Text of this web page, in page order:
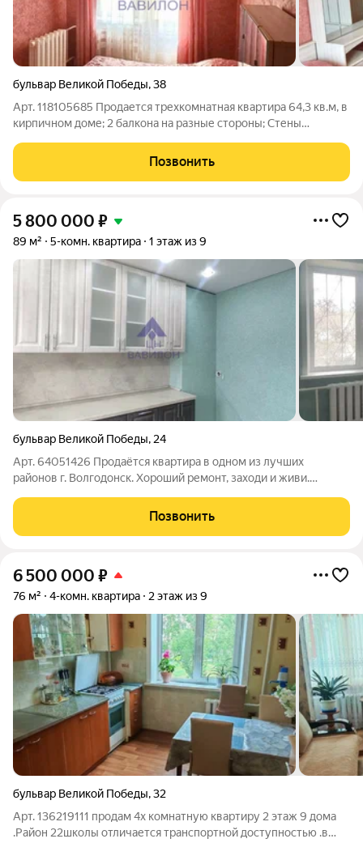
бульвар Великой Победы,38
Арт. 118105685 Продается трехкомнатная квартира 64,3 кв.м, в
кирпичном доме; 2 балкона на разные стороны; Стены
потолок выровнены; электрика качественная. Все близко,
отлично для семьи с детьми.
Позвонить
5 800 000 ₽
89 м² 5-комн. квартира 1 этаж из 9
бульвар Великой Победы, 24
Арт. 64051426 Продаётся квартира в одном из лучших
районов г. Волгодонск. Хороший ремонт, заходи и живи.
Позвонить
6 500 000 ₽
76 м² 4-комн. квартира 2 этаж из 9
бульвар Великой Победы,32
Арт. 136219111 продам 4х комнатную квартиру 2 этаж 9 дома
.Район 22школы отличается транспортной доступностью .в